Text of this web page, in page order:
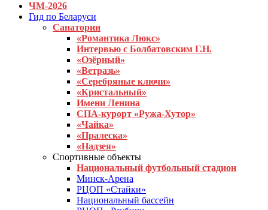
ЧМ-2026
Гид по Беларуси
Санатории
«Романтика Люкс»
Интервью с Болбатовским Г.Н.
«Озёрный»
«Ветразь»
«Серебряные ключи»
«Кристальный»
Имени Ленина
СПА-курорт «Ружа-Хутор»
«Чайка»
«Пралеска»
«Надзея»
Спортивные объекты
Национальный футбольный стадион
Минск-Арена
РЦОП «Стайки»
Национальный бассейн